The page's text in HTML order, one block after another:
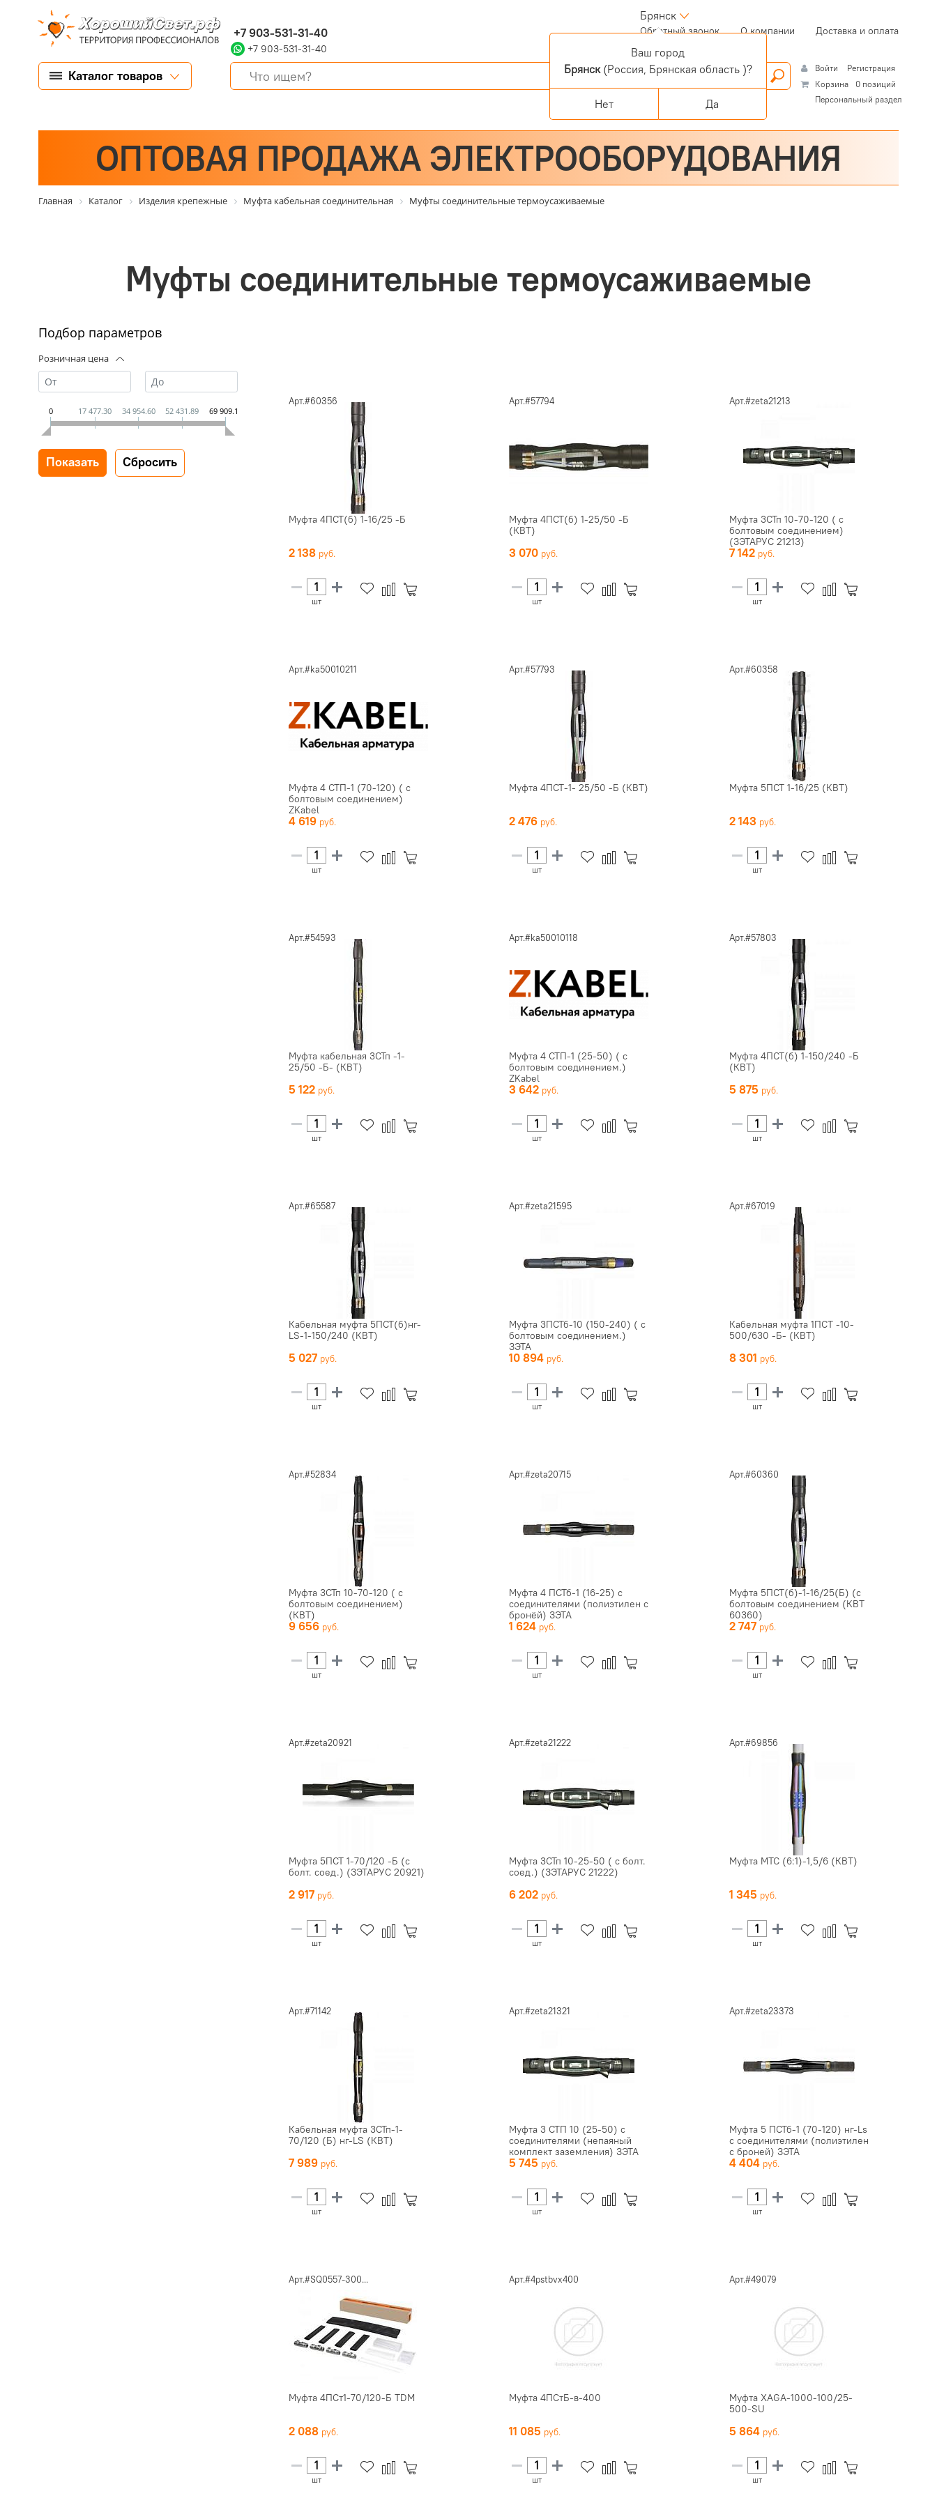
+7 903-531-31-40
+7 903-531-31-40
Брянск
Обратный звонок(current)О компании Доставка и оплата
Каталог товаров Войти
Регистрация
Корзина
0 позиций
Персональный раздел
ОПТОВАЯ ПРОДАЖА ЭЛЕКТРООБОРУДОВАНИЯ
Главная Каталог Изделия крепежные Муфта кабельная соединительная Муфты соединительные термоусаживаемые
Муфты соединительные термоусаживаемые
Подбор параметров
Розничная цена
0 17 477.30 34 954.60 52 431.89 69 909.19
Арт.#60356
Муфта 4ПСТ(б) 1-16/25 -Б
2 138
шт
Арт.#57794
Муфта 4ПСТ(б) 1-25/50 -Б
(КВТ)
3 070
шт
Арт.#zeta21213
Муфта 3СТп 10-70-120 ( с
болтовым соединением)
(ЗЭТАРУС 21213)
7 142
шт
Арт.#ka50010211
Муфта 4 СТП-1 (70-120) ( с
болтовым соединением)
ZKabel
4 619
шт
Арт.#57793
Муфта 4ПСТ-1- 25/50 -Б (КВТ)
2 476
шт
Арт.#60358
Муфта 5ПСТ 1-16/25 (КВТ)
2 143
шт
Арт.#54593
Муфта кабельная 3СТп -1-
25/50 -Б- (КВТ)
5 122
шт
Арт.#ka50010118
Муфта 4 СТП-1 (25-50) ( с
болтовым соединением.)
ZKabel
3 642
шт
Арт.#57803
Муфта 4ПСТ(б) 1-150/240 -Б
(КВТ)
5 875
шт
Арт.#65587
Кабельная муфта 5ПСТ(б)нг-
LS-1-150/240 (КВТ)
5 027
шт
Арт.#zeta21595
Муфта 3ПСТб-10 (150-240) ( с
болтовым соединением.)
ЗЭТА
10 894
шт
Арт.#67019
Кабельная муфта 1ПCТ -10-
500/630 -Б- (КВТ)
8 301
шт
Арт.#52834
Муфта 3СТп 10-70-120 ( с
болтовым соединением)
(КВТ)
9 656
шт
Арт.#zeta20715
Муфта 4 ПСТб-1 (16-25) с
соединителями (полиэтилен с
бронёй) ЗЭТА
1 624
шт
Арт.#60360
Муфта 5ПСТ(б)-1-16/25(Б) (с
болтовым соединением (КВТ
60360)
2 747
шт
Арт.#zeta20921
Муфта 5ПСТ 1-70/120 -Б (с
болт. соед.) (ЗЭТАРУС 20921)
2 917
шт
Арт.#zeta21222
Муфта 3СТп 10-25-50 ( с болт.
соед.) (ЗЭТАРУС 21222)
6 202
шт
Арт.#69856
Муфта МТС (6:1)-1,5/6 (КВТ)
1 345
шт
Арт.#71142
Кабельная муфта 3СТп-1-
70/120 (Б) нг-LS (КВТ)
7 989
шт
Арт.#zeta21321
Муфта 3 СТП 10 (25-50) с
соединителями (непаяный
комплект заземления) ЗЭТА
5 745
шт
Арт.#zeta23373
Муфта 5 ПСТб-1 (70-120) нг-Ls
с соединителями (полиэтилен
с броней) ЗЭТА
4 404
шт
Арт.#SQ0557-300...
Муфта 4ПСт1-70/120-Б TDM
2 088
шт
Арт.#4pstbvx400
Муфта 4ПСтБ-в-400
11 085
шт
Арт.#49079
Муфта XAGA-1000-100/25-
500-SU
5 864
шт
Ваш город
Брянск(Россия, Брянская область )?
Нет Да